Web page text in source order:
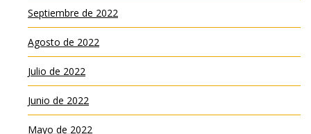
Septiembre de 2022
Agosto de 2022
Julio de 2022
Junio de 2022
Mayo de 2022